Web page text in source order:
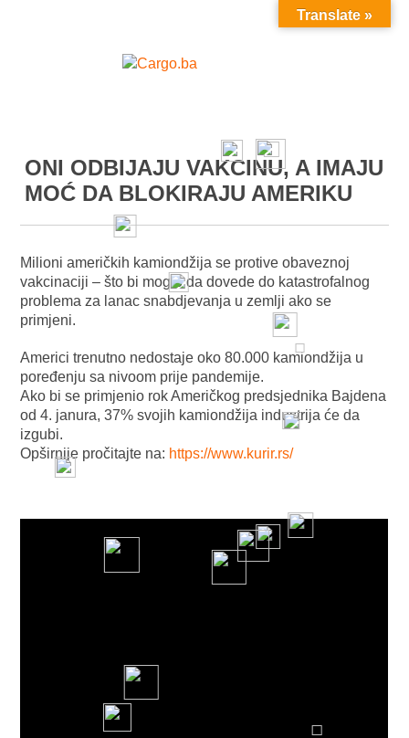
MENU
ONI ODBIJAJU VAKCINU, A IMAJU
MOĆ DA BLOKIRAJU AMERIKU
Milioni američkih kamiondžija se protive obaveznoj
vakcinaciji – što bi moglo da dovede do katastrofalnog
problema za lanac snabdjevanja u zemlji ako se
primjeni.
Americi trenutno nedostaje oko 80.000 kamiondžija u
poređenju sa nivoom prije pandemije.
Ako bi se primjenio rok Američkog predsjednika Bajdena
od 4. janura, 37% svojih kamiondžija industrija će da
izgubi.
Opširnije pročitajte na: https://www.kurir.rs/
Translate »